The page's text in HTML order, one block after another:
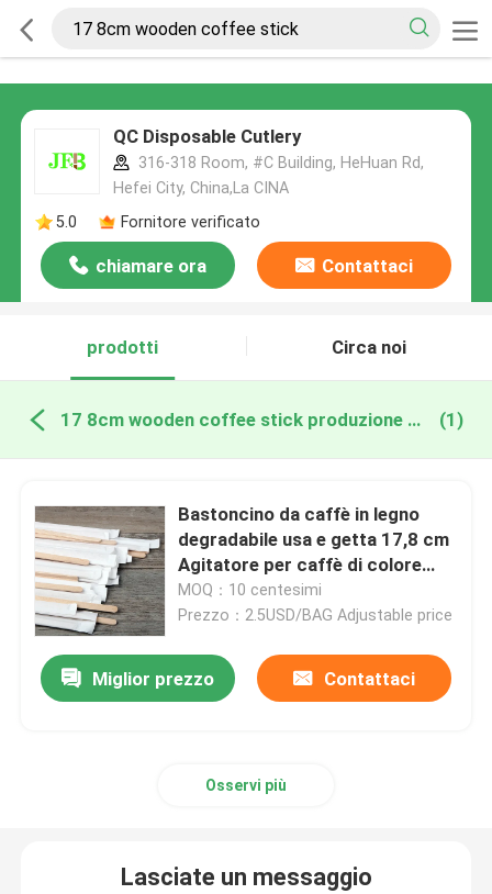
QC Disposable Cutlery
316-318 Room, #C Building, HeHuan Rd,
Hefei City, China,La CINA
5.0
Fornitore verificato
chiamare ora Contattaci
prodotti Circa noi
17 8cm wooden coffee stick produzione online (1)
Bastoncino da caffè in legno
degradabile usa e getta 17,8 cm
Agitatore per caffè di colore
primario Uso ristorante
MOQ：10 centesimi
Prezzo：2.5USD/BAG Adjustable price
Miglior prezzo Contattaci
Osservi più
Lasciate un messaggio